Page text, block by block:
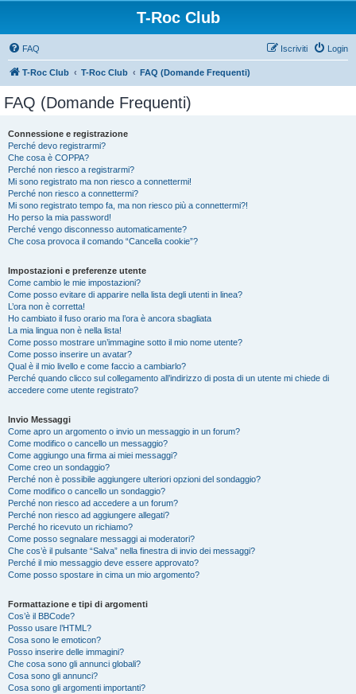
T-Roc Club
FAQ Login
Iscriviti
T-Roc Club T-Roc Club FAQ (Domande Frequenti)
FAQ (Domande Frequenti)
Connessione e registrazione
Perché devo registrarmi?
Che cosa è COPPA?
Perché non riesco a registrarmi?
Mi sono registrato ma non riesco a connettermi!
Perché non riesco a connettermi?
Mi sono registrato tempo fa, ma non riesco più a connettermi?!
Ho perso la mia password!
Perché vengo disconnesso automaticamente?
Che cosa provoca il comando “Cancella cookie”?
Impostazioni e preferenze utente
Come cambio le mie impostazioni?
Come posso evitare di apparire nella lista degli utenti in linea?
L’ora non è corretta!
Ho cambiato il fuso orario ma l’ora è ancora sbagliata
La mia lingua non è nella lista!
Come posso mostrare un’immagine sotto il mio nome utente?
Come posso inserire un avatar?
Qual è il mio livello e come faccio a cambiarlo?
Perché quando clicco sul collegamento all’indirizzo di posta di un utente mi chiede di
accedere come utente registrato?
Invio Messaggi
Come apro un argomento o invio un messaggio in un forum?
Come modifico o cancello un messaggio?
Come aggiungo una firma ai miei messaggi?
Come creo un sondaggio?
Perché non è possibile aggiungere ulteriori opzioni del sondaggio?
Come modifico o cancello un sondaggio?
Perché non riesco ad accedere a un forum?
Perché non riesco ad aggiungere allegati?
Perché ho ricevuto un richiamo?
Come posso segnalare messaggi ai moderatori?
Che cos’è il pulsante “Salva” nella finestra di invio dei messaggi?
Perché il mio messaggio deve essere approvato?
Come posso spostare in cima un mio argomento?
Formattazione e tipi di argomenti
Cos’è il BBCode?
Posso usare l’HTML?
Cosa sono le emoticon?
Posso inserire delle immagini?
Che cosa sono gli annunci globali?
Cosa sono gli annunci?
Cosa sono gli argomenti importanti?